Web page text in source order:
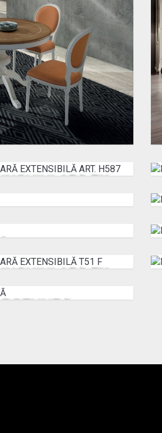
MASĂ DREPTUNGHIULARĂ EXTENSIBILĂ ART. H587
MASĂ DREPTUNGHIULARĂ EXTENSIBILĂ T51 F